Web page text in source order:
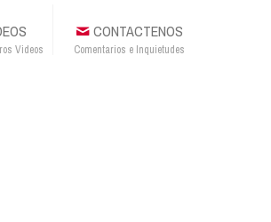
Videos
CONTACTENOS
Comentarios e Inquietudes